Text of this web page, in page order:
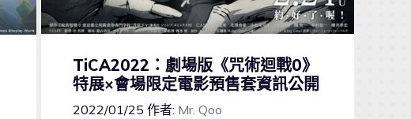
TiCA2022：劇場版《咒術迴戰0》
特展×會場限定電影預售套資訊公開
2022/01/25 作者: Mr. Qoo